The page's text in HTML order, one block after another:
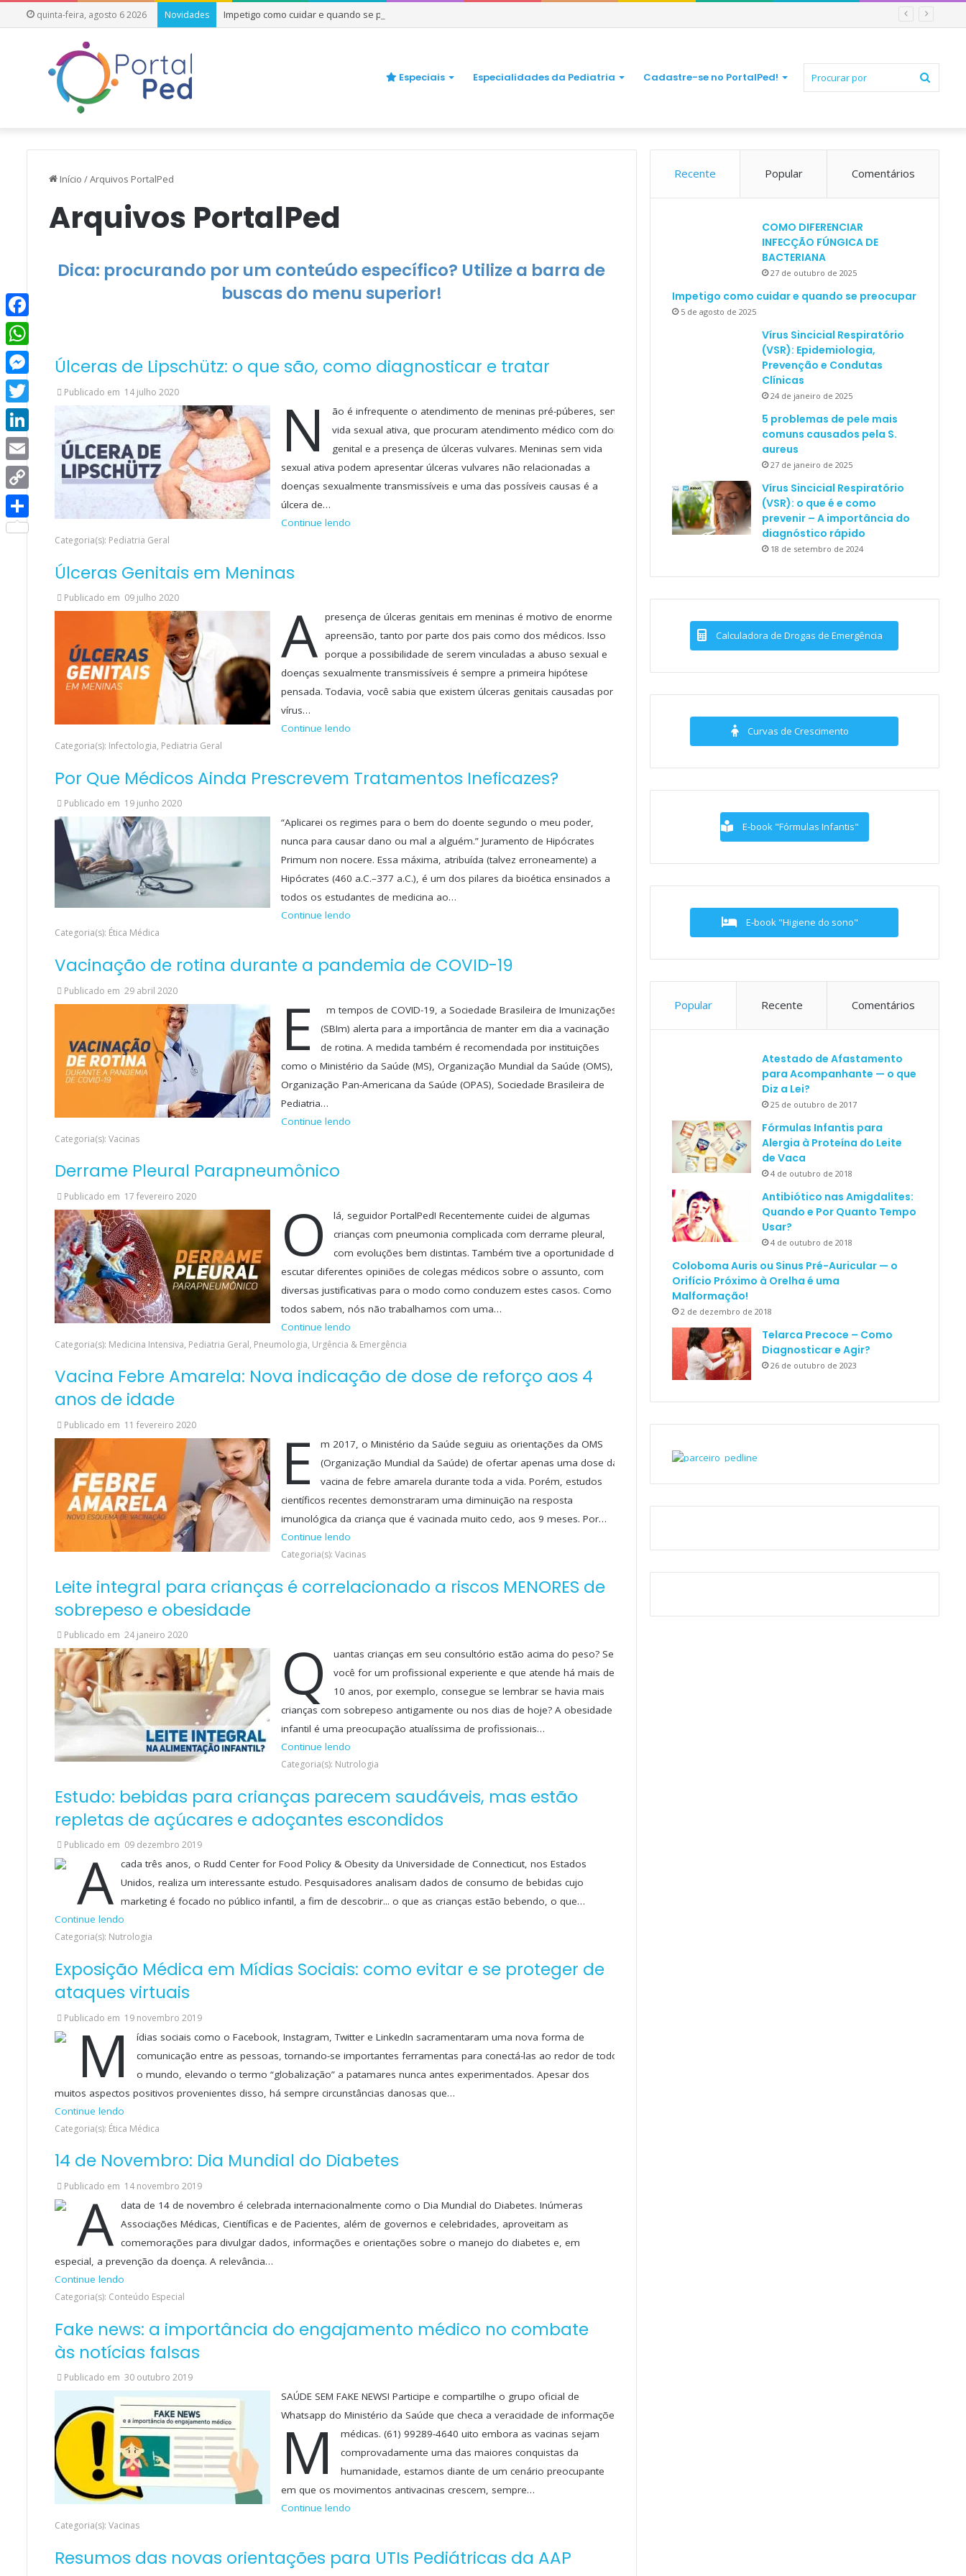
quinta-feira, agosto 6 2026 Novidades Impetigo como cuidar e quando se preocupar
Especiais Especialidades da Pediatria Cadastre-se no PortalPed!
Início /Arquivos PortalPed
Arquivos PortalPed
Dica: procurando por um conteúdo específico? Utilize a barra de
buscas do menu superior!
Úlceras de Lipschütz: o que são, como diagnosticar e tratar
Publicado em 14 julho 2020 N
ão é infrequente o atendimento de meninas pré-púberes, sem
vida sexual ativa, que procuram atendimento médico com dor
genital e a presença de úlceras vulvares. Meninas sem vida
sexual ativa podem apresentar úlceras vulvares não relacionadas a
doenças sexualmente transmissíveis e uma das possíveis causas é a
úlcera de…
Continue lendo
Categoria(s): Pediatria Geral
Úlceras Genitais em Meninas
Publicado em 09 julho 2020 A presença de úlceras genitais em meninas é motivo de enorme
apreensão, tanto por parte dos pais como dos médicos. Isso
porque a possibilidade de serem vinculadas a abuso sexual e
doenças sexualmente transmissíveis é sempre a primeira hipótese
pensada. Todavia, você sabia que existem úlceras genitais causadas por
vírus…
Continue lendo
Categoria(s): Infectologia, Pediatria Geral
Por Que Médicos Ainda Prescrevem Tratamentos Ineficazes?
Publicado em 19 junho 2020
“Aplicarei os regimes para o bem do doente segundo o meu poder,
nunca para causar dano ou mal a alguém.” Juramento de Hipócrates
Primum non nocere. Essa máxima, atribuída (talvez erroneamente) a
Hipócrates (460 a.C.–377 a.C.), é um dos pilares da bioética ensinados a
todos os estudantes de medicina ao…
Continue lendo
Categoria(s): Ética Médica
Vacinação de rotina durante a pandemia de COVID-19
Publicado em 29 abril 2020 E
m tempos de COVID-19, a Sociedade Brasileira de Imunizações
(SBIm) alerta para a importância de manter em dia a vacinação
de rotina. A medida também é recomendada por instituições
como o Ministério da Saúde (MS), Organização Mundial da Saúde (OMS),
Organização Pan-Americana da Saúde (OPAS), Sociedade Brasileira de
Pediatria…
Continue lendo
Categoria(s): Vacinas
Derrame Pleural Parapneumônico
Publicado em 17 fevereiro 2020 O
lá, seguidor PortalPed! Recentemente cuidei de algumas
crianças com pneumonia complicada com derrame pleural,
com evoluções bem distintas. Também tive a oportunidade de
escutar diferentes opiniões de colegas médicos sobre o assunto, com
diversas justificativas para o modo como conduzem estes casos. Como
todos sabem, nós não trabalhamos com uma…
Continue lendo
Categoria(s): Medicina Intensiva, Pediatria Geral, Pneumologia, Urgência & Emergência
Vacina Febre Amarela: Nova indicação de dose de reforço aos 4
anos de idade
Publicado em 11 fevereiro 2020 E
m 2017, o Ministério da Saúde seguiu as orientações da OMS
(Organização Mundial da Saúde) de ofertar apenas uma dose da
vacina de febre amarela durante toda a vida. Porém, estudos
científicos recentes demonstraram uma diminuição na resposta
imunológica da criança que é vacinada muito cedo, aos 9 meses. Por…
Continue lendo
Categoria(s): Vacinas
Leite integral para crianças é correlacionado a riscos MENORES de
sobrepeso e obesidade
Publicado em 24 janeiro 2020 Q
uantas crianças em seu consultório estão acima do peso? Se
você for um profissional experiente e que atende há mais de
10 anos, por exemplo, consegue se lembrar se havia mais
crianças com sobrepeso antigamente ou nos dias de hoje? A obesidade
infantil é uma preocupação atualíssima de profissionais…
Continue lendo
Categoria(s): Nutrologia
Estudo: bebidas para crianças parecem saudáveis, mas estão
repletas de açúcares e adoçantes escondidos
Publicado em 09 dezembro 2019
A cada três anos, o Rudd Center for Food Policy & Obesity da Universidade de Connecticut, nos Estados
Unidos, realiza um interessante estudo. Pesquisadores analisam dados de consumo de bebidas cujo
marketing é focado no público infantil, a fim de descobrir... o que as crianças estão bebendo, o que…
Continue lendo
Categoria(s): Nutrologia
Exposição Médica em Mídias Sociais: como evitar e se proteger de
ataques virtuais
Publicado em 19 novembro 2019
M
ídias sociais como o Facebook, Instagram, Twitter e LinkedIn sacramentaram uma nova forma de
comunicação entre as pessoas, tornando-se importantes ferramentas para conectá-las ao redor de todo
o mundo, elevando o termo “globalização” a patamares nunca antes experimentados. Apesar dos
muitos aspectos positivos provenientes disso, há sempre circunstâncias danosas que…
Continue lendo
Categoria(s): Ética Médica
14 de Novembro: Dia Mundial do Diabetes
Publicado em 14 novembro 2019
A data de 14 de novembro é celebrada internacionalmente como o Dia Mundial do Diabetes. Inúmeras
Associações Médicas, Científicas e de Pacientes, além de governos e celebridades, aproveitam as
comemorações para divulgar dados, informações e orientações sobre o manejo do diabetes e, em
especial, a prevenção da doença. A relevância…
Continue lendo
Categoria(s): Conteúdo Especial
Fake news: a importância do engajamento médico no combate
às notícias falsas
Publicado em 30 outubro 2019
SAÚDE SEM FAKE NEWS! Participe e compartilhe o grupo oficial de
Whatsapp do Ministério da Saúde que checa a veracidade de informações
médicas. (61) 99289-4640
M
uito embora as vacinas sejam
comprovadamente uma das maiores conquistas da
humanidade, estamos diante de um cenário preocupante
em que os movimentos antivacinas crescem, sempre…
Continue lendo
Categoria(s): Vacinas
Resumos das novas orientações para UTIs Pediátricas da AAP
Recente Popular Comentários
COMO DIFERENCIAR
INFECÇÃO FÚNGICA DE
BACTERIANA
27 de outubro de 2025
Impetigo como cuidar e quando se preocupar
5 de agosto de 2025
Vírus Sincicial Respiratório
(VSR): Epidemiologia,
Prevenção e Condutas
Clínicas
24 de janeiro de 2025
5 problemas de pele mais
comuns causados pela S.
aureus
27 de janeiro de 2025
Vírus Sincicial Respiratório
(VSR): o que é e como
prevenir – A importância do
diagnóstico rápido
18 de setembro de 2024
Calculadora de Drogas de Emergência
Curvas de Crescimento
E-book "Fórmulas Infantis"
E-book "Higiene do sono"
Popular Recente Comentários
Atestado de Afastamento
para Acompanhante — o que
Diz a Lei?
25 de outubro de 2017
Fórmulas Infantis para
Alergia à Proteína do Leite
de Vaca
4 de outubro de 2018
Antibiótico nas Amigdalites:
Quando e Por Quanto Tempo
Usar?
4 de outubro de 2018
Coloboma Auris ou Sinus Pré-Auricular — o
Orifício Próximo à Orelha é uma
Malformação!
2 de dezembro de 2018
Telarca Precoce – Como
Diagnosticar e Agir?
26 de outubro de 2023
Facebook
WhatsApp
Messenger
Twitter
LinkedIn
Email
Copy
Link
Share